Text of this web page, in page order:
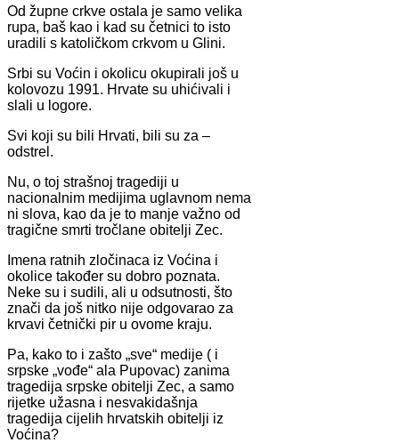
Od župne crkve ostala je samo velika
rupa, baš kao i kad su četnici to isto
uradili s katoličkom crkvom u Glini.
Srbi su Voćin i okolicu okupirali još u
kolovozu 1991. Hrvate su uhićivali i
slali u logore.
Svi koji su bili Hrvati, bili su za –
odstrel.
Nu, o toj strašnoj tragediji u
nacionalnim medijima uglavnom nema
ni slova, kao da je to manje važno od
tragične smrti tročlane obitelji Zec.
Imena ratnih zločinaca iz Voćina i
okolice također su dobro poznata.
Neke su i sudili, ali u odsutnosti, što
znači da još nitko nije odgovarao za
krvavi četnički pir u ovome kraju.
Pa, kako to i zašto „sve“ medije ( i
srpske „vođe“ ala Pupovac) zanima
tragedija srpske obitelji Zec, a samo
rijetke užasna i nesvakidašnja
tragedija cijelih hrvatskih obitelji iz
Voćina?